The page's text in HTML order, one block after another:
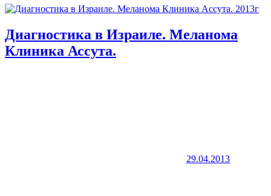
Диагностика в Израиле. Меланома
Клиника Ассута.
29.04.2013